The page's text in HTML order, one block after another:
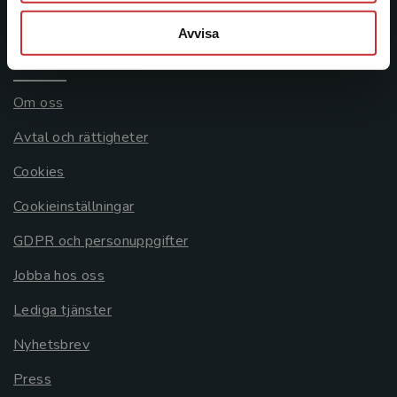
Avvisa
Systemkrav
Allmänna länkar
Om oss
Avtal och rättigheter
Cookies
Cookieinställningar
GDPR och personuppgifter
Jobba hos oss
Lediga tjänster
Nyhetsbrev
Press